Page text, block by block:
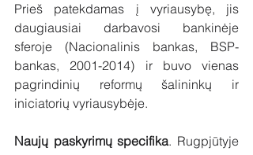
Prieš patekdamas į vyriausybę, jis
daugiausiai darbavosi bankinėje
sferoje (Nacionalinis bankas, BSP-
bankas, 2001-2014) ir buvo vienas
pagrindinių reformų šalininkų ir
iniciatorių vyriausybėje.
Naujų paskyrimų specifika. Rugpjūtyje